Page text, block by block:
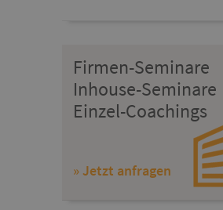
Firmen-Seminare
Inhouse-Seminare
Einzel-Coachings
» Jetzt anfragen